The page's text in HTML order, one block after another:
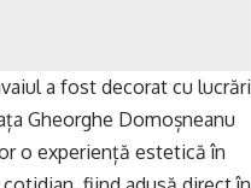
a fost decorat cu lucrări
Gheorghe Domoșneanu
o experiență estetică în